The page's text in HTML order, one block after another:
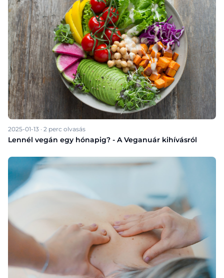
2025-01-13 · 2 perc olvasás
Lennél vegán egy hónapig? - A Veganuár kihívásról